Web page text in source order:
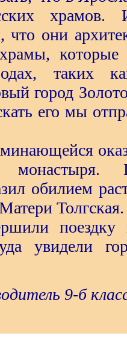
что они
таких
город
его мы
монастыря.
обилием
Толгская.
мы
увидели
9-б